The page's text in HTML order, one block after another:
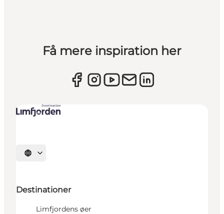
Få mere inspiration her
Vælg sprog
Destinationer
Limfjordens øer